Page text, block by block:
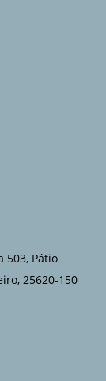
503, Pátio
25620-150